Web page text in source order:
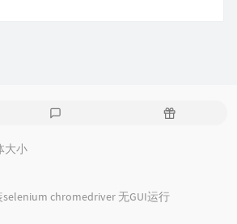
随
大小
chromedriver 无GUI运行